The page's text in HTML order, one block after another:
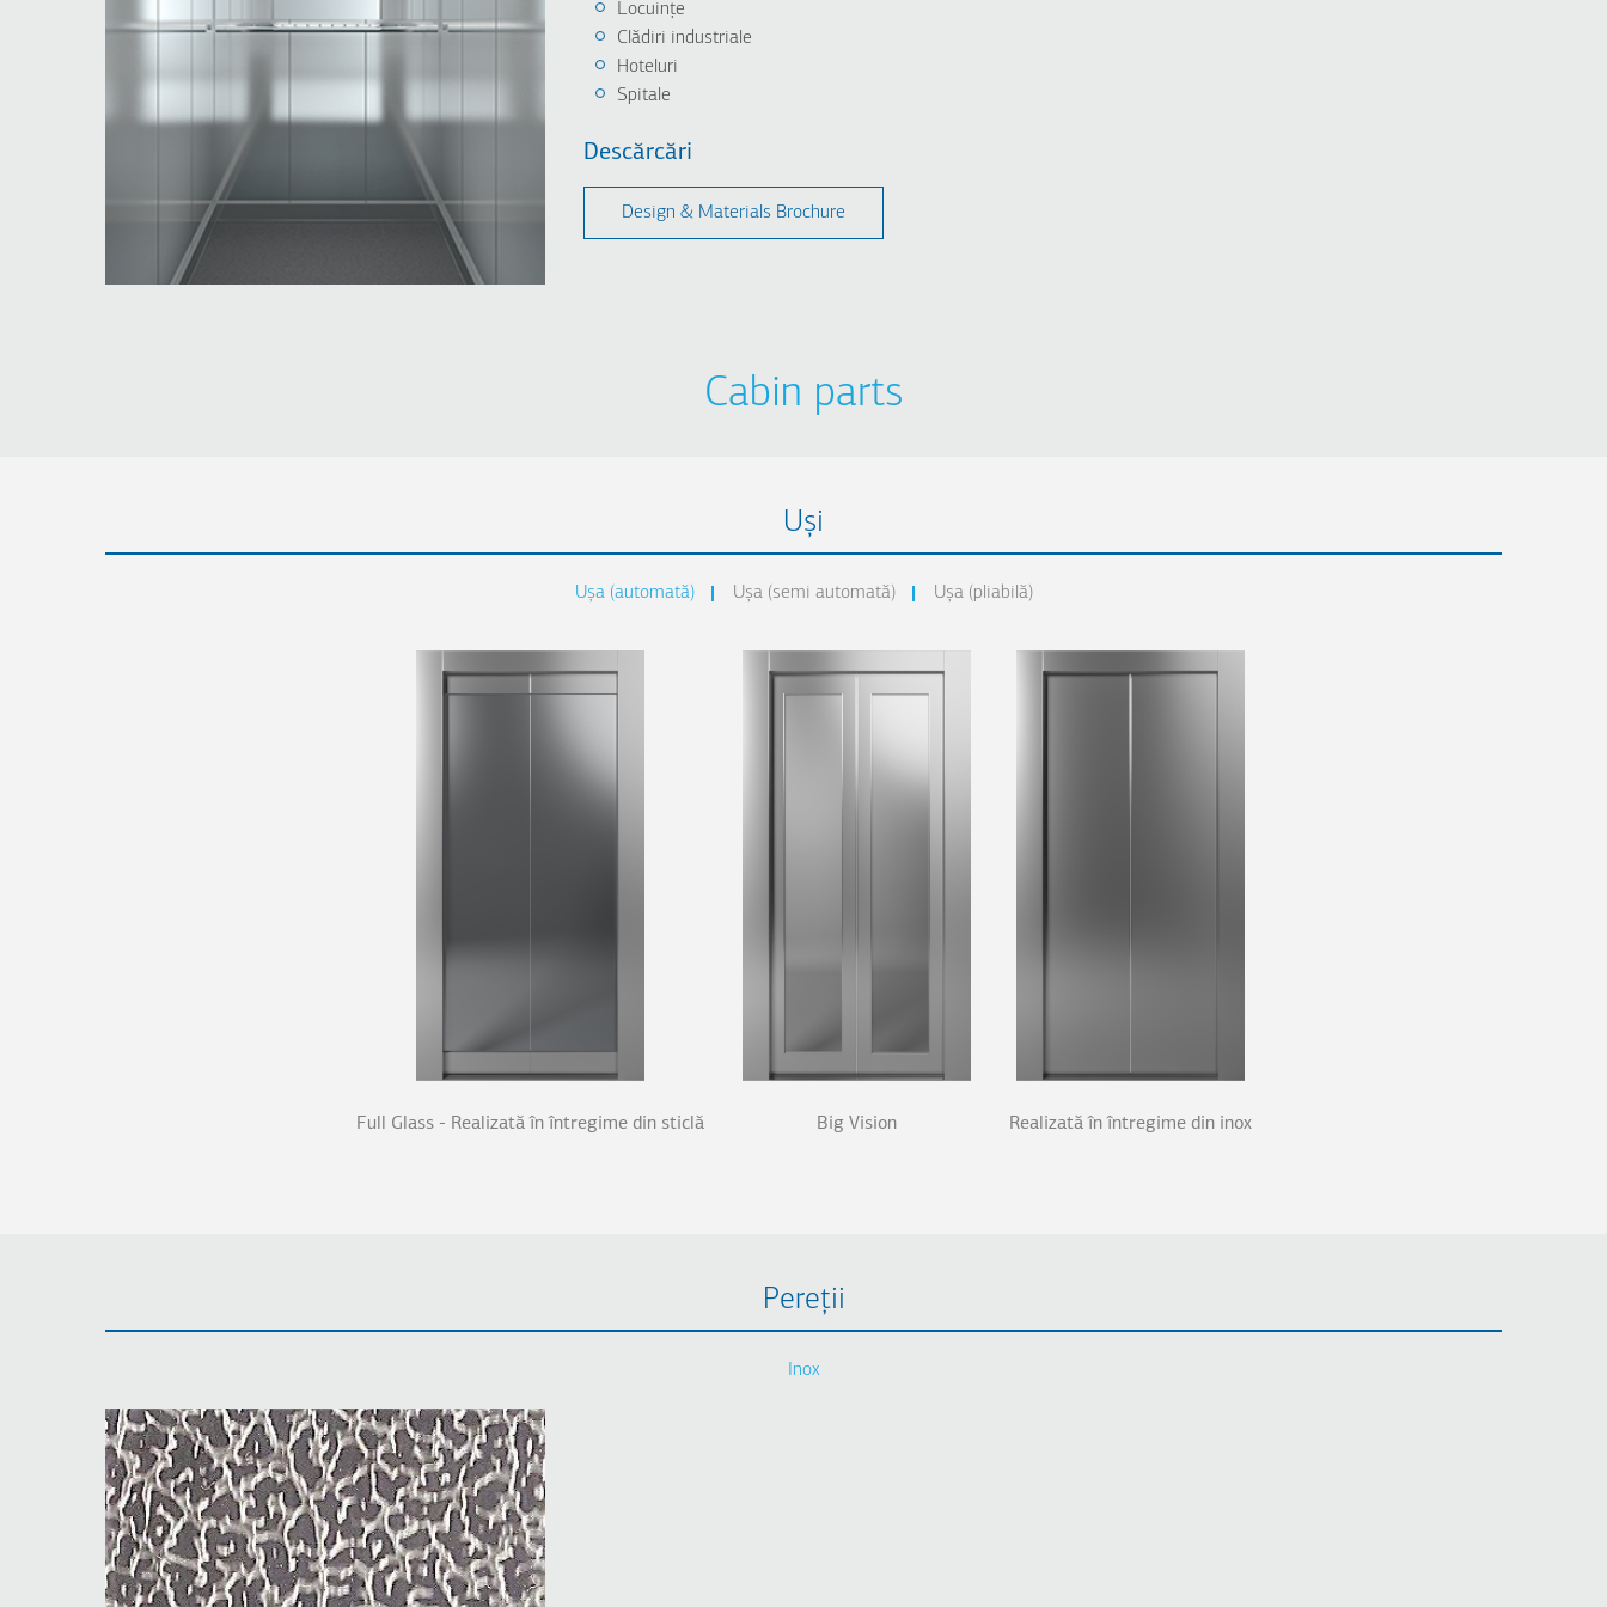
Locuințe
Clădiri industriale
Hoteluri
Spitale
Descărcări
Design & Μaterials Brochure
Cabin parts
Uși
Uşa (automată) Uşa (semi automată) Uşa (pliabilă)
Full Glass - Realizată în întregime din sticlă Big Vision Realizată în întregime din inox
Pereții
Inox